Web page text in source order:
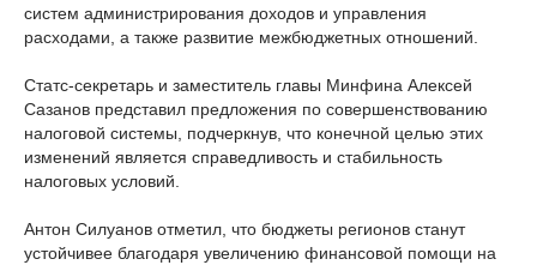
систем администрирования доходов и управления
расходами, а также развитие межбюджетных отношений.
Статс-секретарь и заместитель главы Минфина Алексей
Сазанов представил предложения по совершенствованию
налоговой системы, подчеркнув, что конечной целью этих
изменений является справедливость и стабильность
налоговых условий.
Антон Силуанов отметил, что бюджеты регионов станут
устойчивее благодаря увеличению финансовой помощи на